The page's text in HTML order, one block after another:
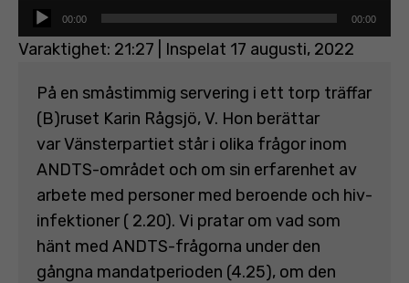
Ljudspelare
00:00 00:00
Varaktighet: 21:27 Inspelat 17 augusti, 2022
På en småstimmig servering i ett torp träffar
(B)ruset Karin Rågsjö, V. Hon berättar
var Vänsterpartiet står i olika frågor inom
ANDTS-området och om sin erfarenhet av
arbete med personer med beroende och hiv-
infektioner ( 2.20). Vi pratar om vad som
hänt med ANDTS-frågorna under den
gångna mandatperioden (4.25), om den